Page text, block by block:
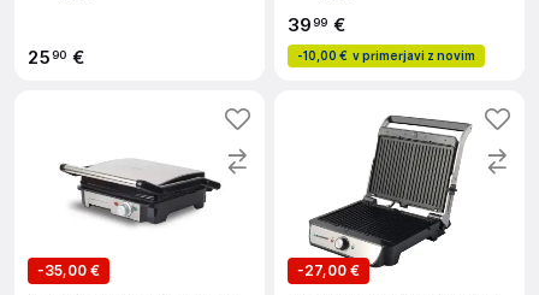
2590 €
3999 €
-10,00 € v primerjavi z novim
-35,00 €
-27,00 €